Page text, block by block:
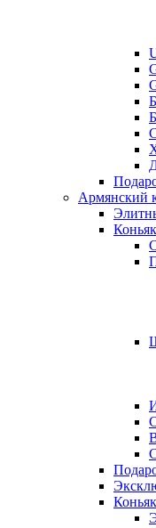
Армянский